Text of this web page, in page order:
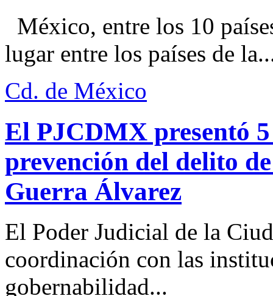
México, entre los 10
lugar entre los países de
Cd. de México
El PJCDMX presentó
prevención del delito
Guerra Álvarez
El Poder Judicial de la
coordinación con las
gobernabilidad...